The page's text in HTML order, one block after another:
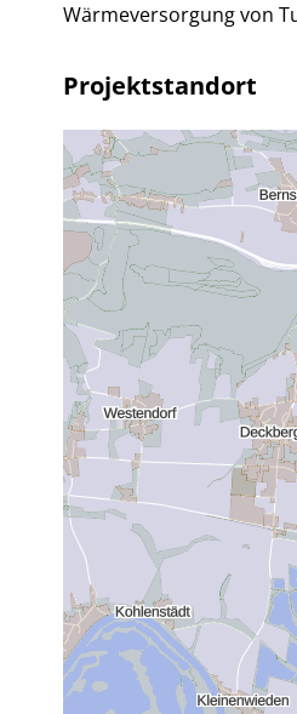
Wärmeversorgung von
Projektstandort